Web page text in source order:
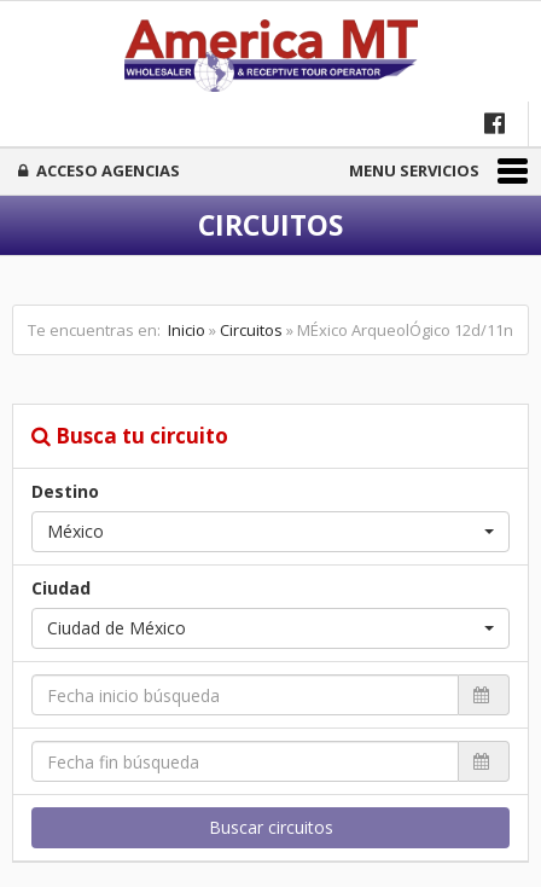
ACCESO AGENCIAS MENU SERVICIOS
CIRCUITOS
Te encuentras en: Inicio »Circuitos » MÉxico ArqueolÓgico 12d/11n
Busca tu circuito
Destino
México
Ciudad
Ciudad de México
Buscar circuitos